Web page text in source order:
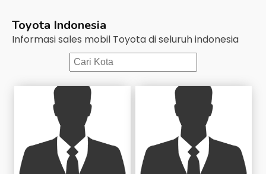
Toyota Indonesia
Informasi sales mobil Toyotadi seluruh indonesia